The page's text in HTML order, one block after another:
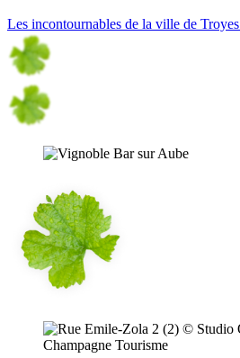
Les incontournables de la ville de Troyes